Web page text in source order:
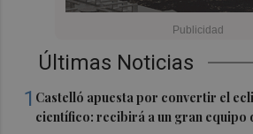
Últimas Noticias
1 Castelló apuesta por convertir el
científico: recibirá a un gran equipo